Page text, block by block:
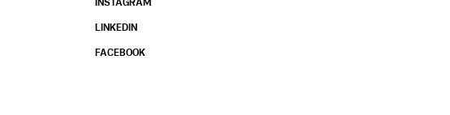
INSTAGRAM
LINKEDIN
FACEBOOK